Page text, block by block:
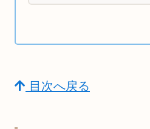
目次へ戻る